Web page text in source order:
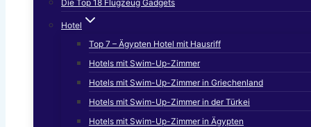
Die Top 18 Flugzeug Gadgets
Hotel
Top 7 – Ägypten Hotel mit Hausriff
Hotels mit Swim-Up-Zimmer
Hotels mit Swim-Up-Zimmer in Griechenland
Hotels mit Swim-Up-Zimmer in der Türkei
Hotels mit Swim-Up-Zimmer in Ägypten